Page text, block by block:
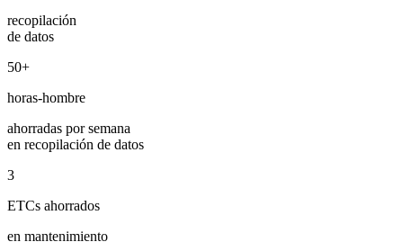
recopilación
de datos
50+
horas-hombre
ahorradas por semana
en recopilación de datos
3
ETCs ahorrados
en mantenimiento